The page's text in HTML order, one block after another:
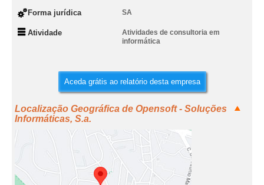
Forma jurídica SA
Atividade
Atividades de consultoria em
informática
Aceda grátis ao relatório desta empresa
Localização Geográfica de Opensoft - Soluções
Informáticas, S.a.